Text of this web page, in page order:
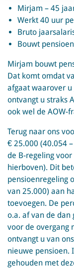
Mirjam – 45
Werkt 40 uur
Bruto
Bouwt
Mirjam bouwt
Dat komt omdat
afgaat waarover
ontvangt u straks
ook wel de AOW-
Terug naar ons
€ 25.000 (40.054
de B-regeling
hierboven). Dit
pensioenregeling
van 25.000) aan
toevoegen. De
o.a. af van de
voor de overgang
ontvangt u van
nieuwe pensioen.
gehouden met